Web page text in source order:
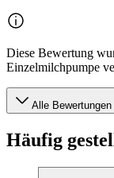
Diese Bewertung
Einzelmilchpumpe
Alle
Häufig